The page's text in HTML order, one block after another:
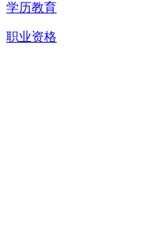
学历教育
职业资格